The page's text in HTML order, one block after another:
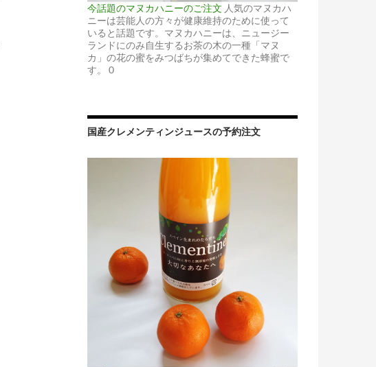
今話題のマヌカハニーのご注文 人気のマヌカハ
ニーは芸能人の方々が健康維持のために使って
いると話題です。マヌカハニーは、ニュージー
ランドにのみ自生するお茶の木の一種「マヌ
カ」の花の蜜をみつばちが集めてできた蜂蜜で
す。 0
国産クレメンティンジュースの予約注文